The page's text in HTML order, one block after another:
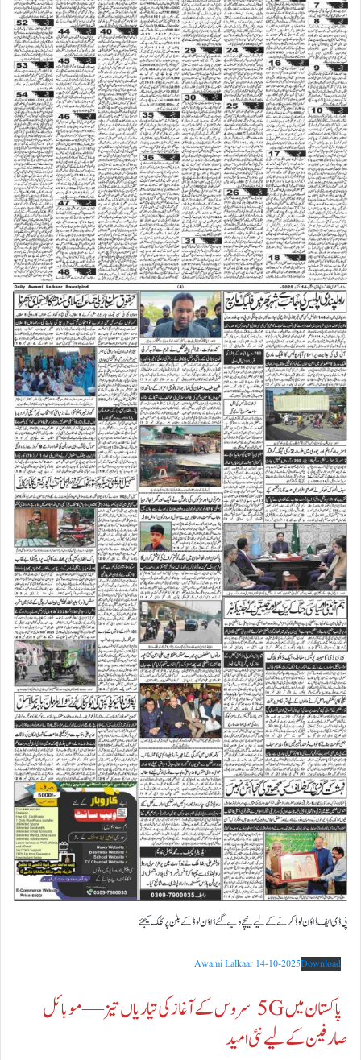
پی ڈی ایف ڈاؤن لوڈ کرنے کے لیے نیچے دیے گئے ڈاؤن لوڈ کے بٹن پر کلک کیجئے
Awami Lalkaar 14-10-2025Download
پاکستان میں 5G سروس کے آغاز کی تیاریاں تیز — موبائل
صارفین کے لیے نئی امید